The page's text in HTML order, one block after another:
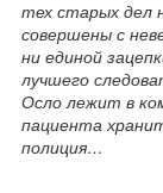
тех старых дел
совершены с
ни единой
лучшего
Осло лежит в
пациента
полиция…